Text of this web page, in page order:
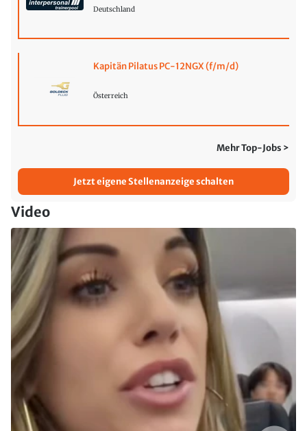
Deutschland
Kapitän Pilatus PC-12NGX (f/m/d)
Österreich
Mehr Top-Jobs >
Jetzt eigene Stellenanzeige schalten
Video